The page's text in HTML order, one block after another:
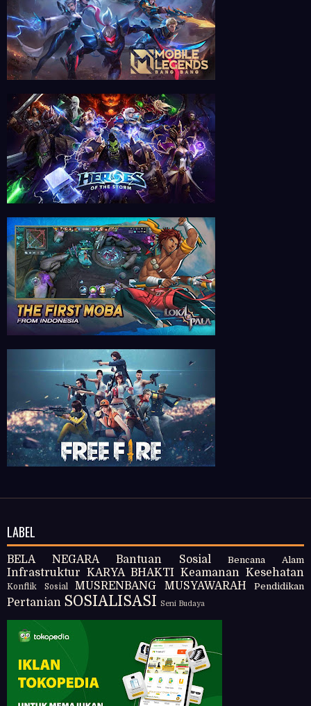
LABEL
BELA NEGARA Bantuan Sosial Bencana Alam
Infrastruktur KARYA BHAKTI Keamanan Kesehatan
Konflik Sosial MUSRENBANG MUSYAWARAH Pendidikan
Pertanian SOSIALISASI Seni Budaya